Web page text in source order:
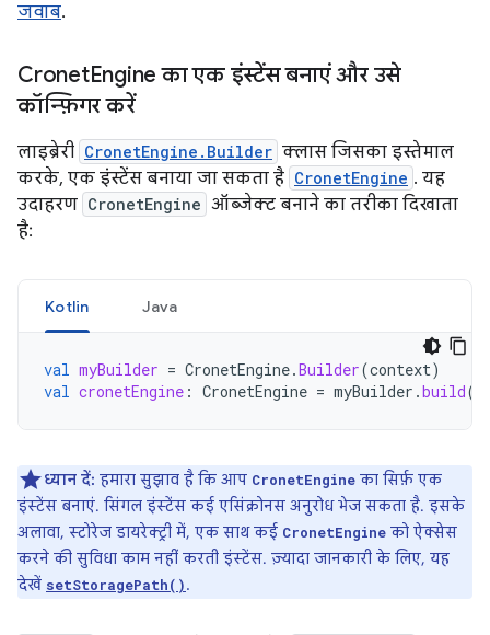
जवाब.
CronetEngine का एक इंस्टेंस बनाएं और उसे
कॉन्फ़िगर करें
लाइब्रेरी CronetEngine.Builder क्लास जिसका इस्तेमाल
करके, एक इंस्टेंस बनाया जा सकता है CronetEngine . यह
उदाहरण CronetEngine ऑब्जेक्ट बनाने का तरीका दिखाता
है:
Kotlin Java
val myBuilder = CronetEngine.Builder(context)
val cronetEngine : CronetEngine = myBuilder .build()
ध्यान दें: हमारा सुझाव है कि आप CronetEngine का सिर्फ़ एक
इंस्टेंस बनाएं. सिंगल इंस्टेंस कई एसिंक्रोनस अनुरोध भेज सकता है. इसके
अलावा, स्टोरेज डायरेक्ट्री में, एक साथ कई CronetEngine को ऐक्सेस
करने की सुविधा काम नहीं करती इंस्टेंस. ज़्यादा जानकारी के लिए, यह
देखें setStoragePath().